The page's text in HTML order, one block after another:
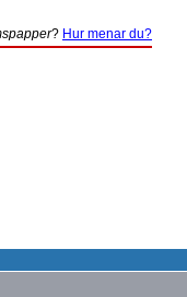
? Hur menar du?